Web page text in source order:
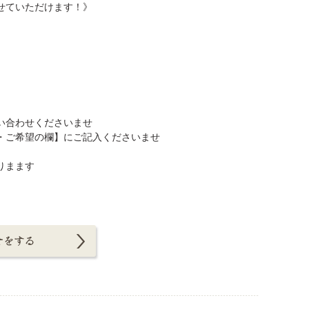
ていただけます！》
合わせくださいませ
希望の欄】にご記入くださいませ
まます